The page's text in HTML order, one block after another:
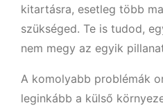
kitartásra, esetleg több
szükséged. Te is tudod,
nem megy az egyik
A komolyabb problémák
leginkább a külső